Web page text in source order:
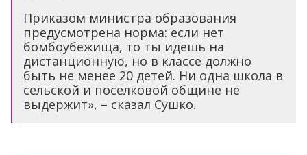
Приказом министра образования
предусмотрена норма: если нет
бомбоубежища, то ты идешь на
дистанционную, но в классе должно
быть не менее 20 детей. Ни одна школа в
сельской и поселковой общине не
выдержит», – сказал Сушко.